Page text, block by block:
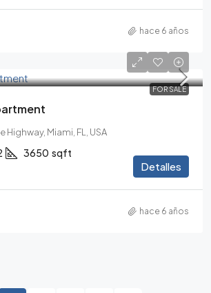
hace 6 años
FOR SALE
Highway, Miami, FL, USA
3650 sqft
Detalles
hace 6 años